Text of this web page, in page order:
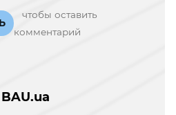
чтобы оставить
комментарий